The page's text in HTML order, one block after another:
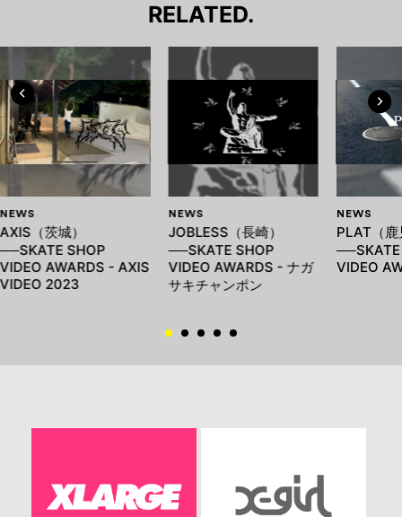
RELATED.
NEWS
AXIS（茨城）
──SKATE SHOP
VIDEO AWARDS - AXIS
VIDEO 2023
NEWS
JOBLESS（長崎）
──SKATE SHOP
VIDEO AWARDS - ナガ
サキチャンポン
NEWS
PLAT（鹿
──SKATE
VIDEO